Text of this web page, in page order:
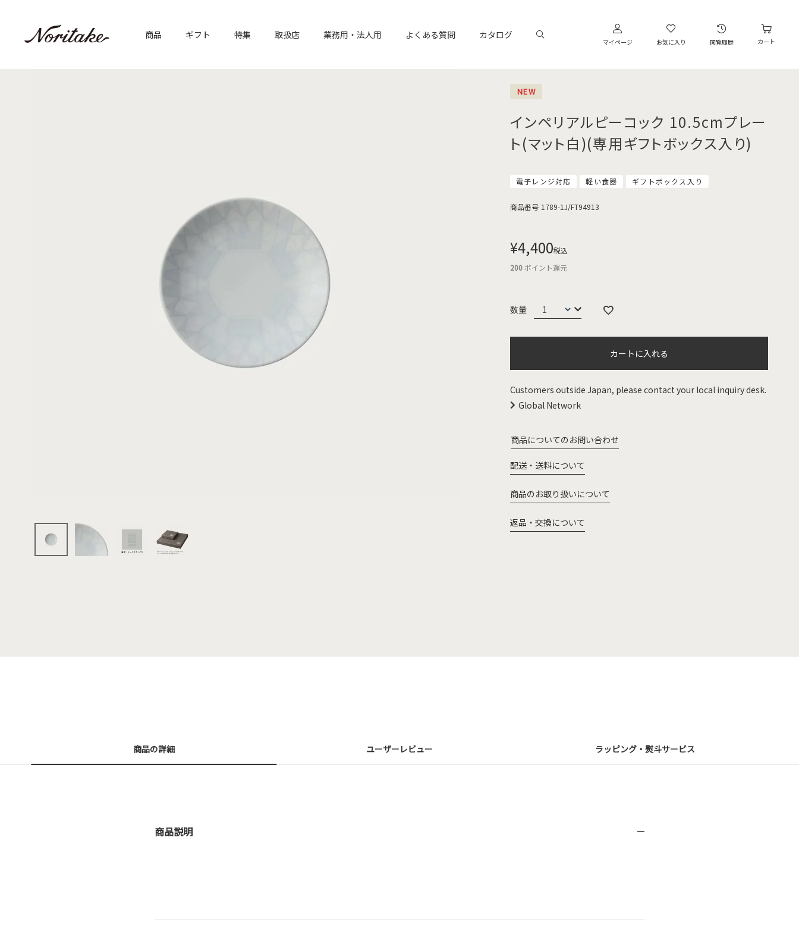
商品 ギフト 特集 取扱店 業務用・法人用 よくある質問 カタログ
マイページ お気に入り 閲覧履歴 カート
NEW
インペリアルピーコック 10.5cmプレー
ト(マット白)(専用ギフトボックス入り)
電子レンジ対応 軽い食器 ギフトボックス入り
商品番号 1789-1J/FT94913
¥4,400税込
200ポイント還元
カートに入れる
Customers outside Japan, please contact your local inquiry desk.
Global Network
商品についてのお問い合わせ
配送・送料について
商品のお取り扱いについて
返品・交換について
商品の詳細 ユーザーレビュー ラッピング・熨斗サービス
商品説明